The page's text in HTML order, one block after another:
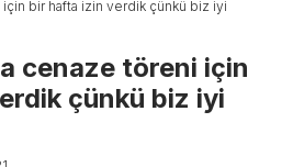
bir hafta izin verdik çünkü biz iyi
cenaze töreni için
çünkü biz iyi